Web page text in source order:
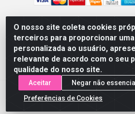
O nosso site coleta cookies
terceiros para proporcionar
personalizada ao usuário,
relevante de acordo com o seu
qualidade do nosso site.
Aceitar
Negar não
Preferências de Cookies
ARMAZEM DOS COSMETICOS
Av.Transnordestina, 2222 - Parque Ipê,
CEP 44.054-008 - CNPJ